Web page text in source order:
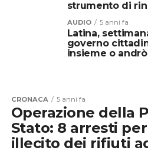
strumento di
AUDIO 5 anni fa
Latina,
governo
insieme o
CRONACA 5 anni fa
Operazione della
Stato: 8 arresti
illecito dei rifiuti